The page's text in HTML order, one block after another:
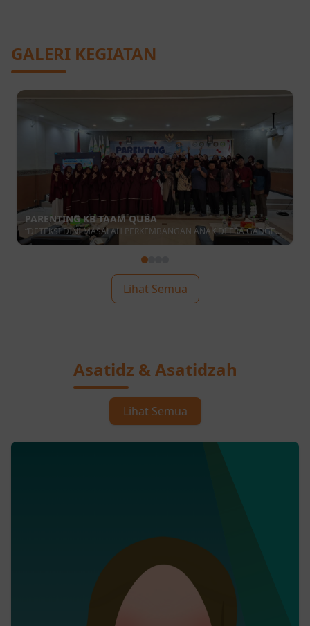
GALERI KEGIATAN
PARENTING KB TAAM QUBA
“DETEKSI DINI MASALAH PERKEMBANGAN ANAK DI ERA GADGET
DAN SCREEN TIME”
Lihat Semua
Asatidz & Asatidzah
Lihat Semua